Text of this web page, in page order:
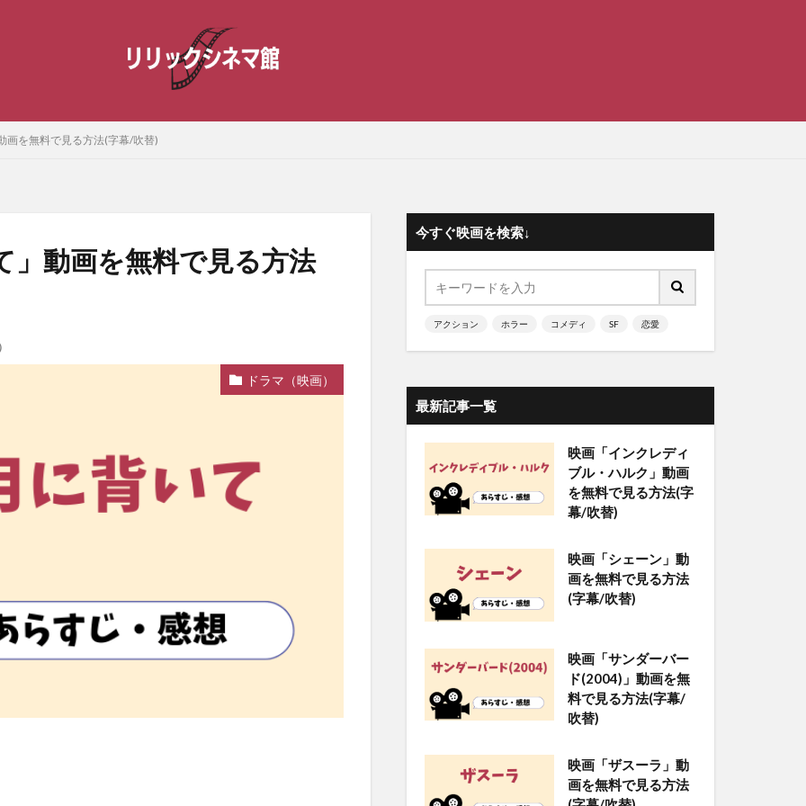
画を無料で見る方法(字幕/吹替)
」動画を無料で見る方法
ドラマ（映画）
今すぐ映画を検索↓
アクション ホラー コメディ SF 恋愛
最新記事一覧
映画「インクレディ
ブル・ハルク」動画
を無料で見る方法(字
幕/吹替)
映画「シェーン」動
画を無料で見る方法
(字幕/吹替)
映画「サンダーバー
ド(2004)」動画を無
料で見る方法(字幕/
吹替)
映画「ザスーラ」動
画を無料で見る方法